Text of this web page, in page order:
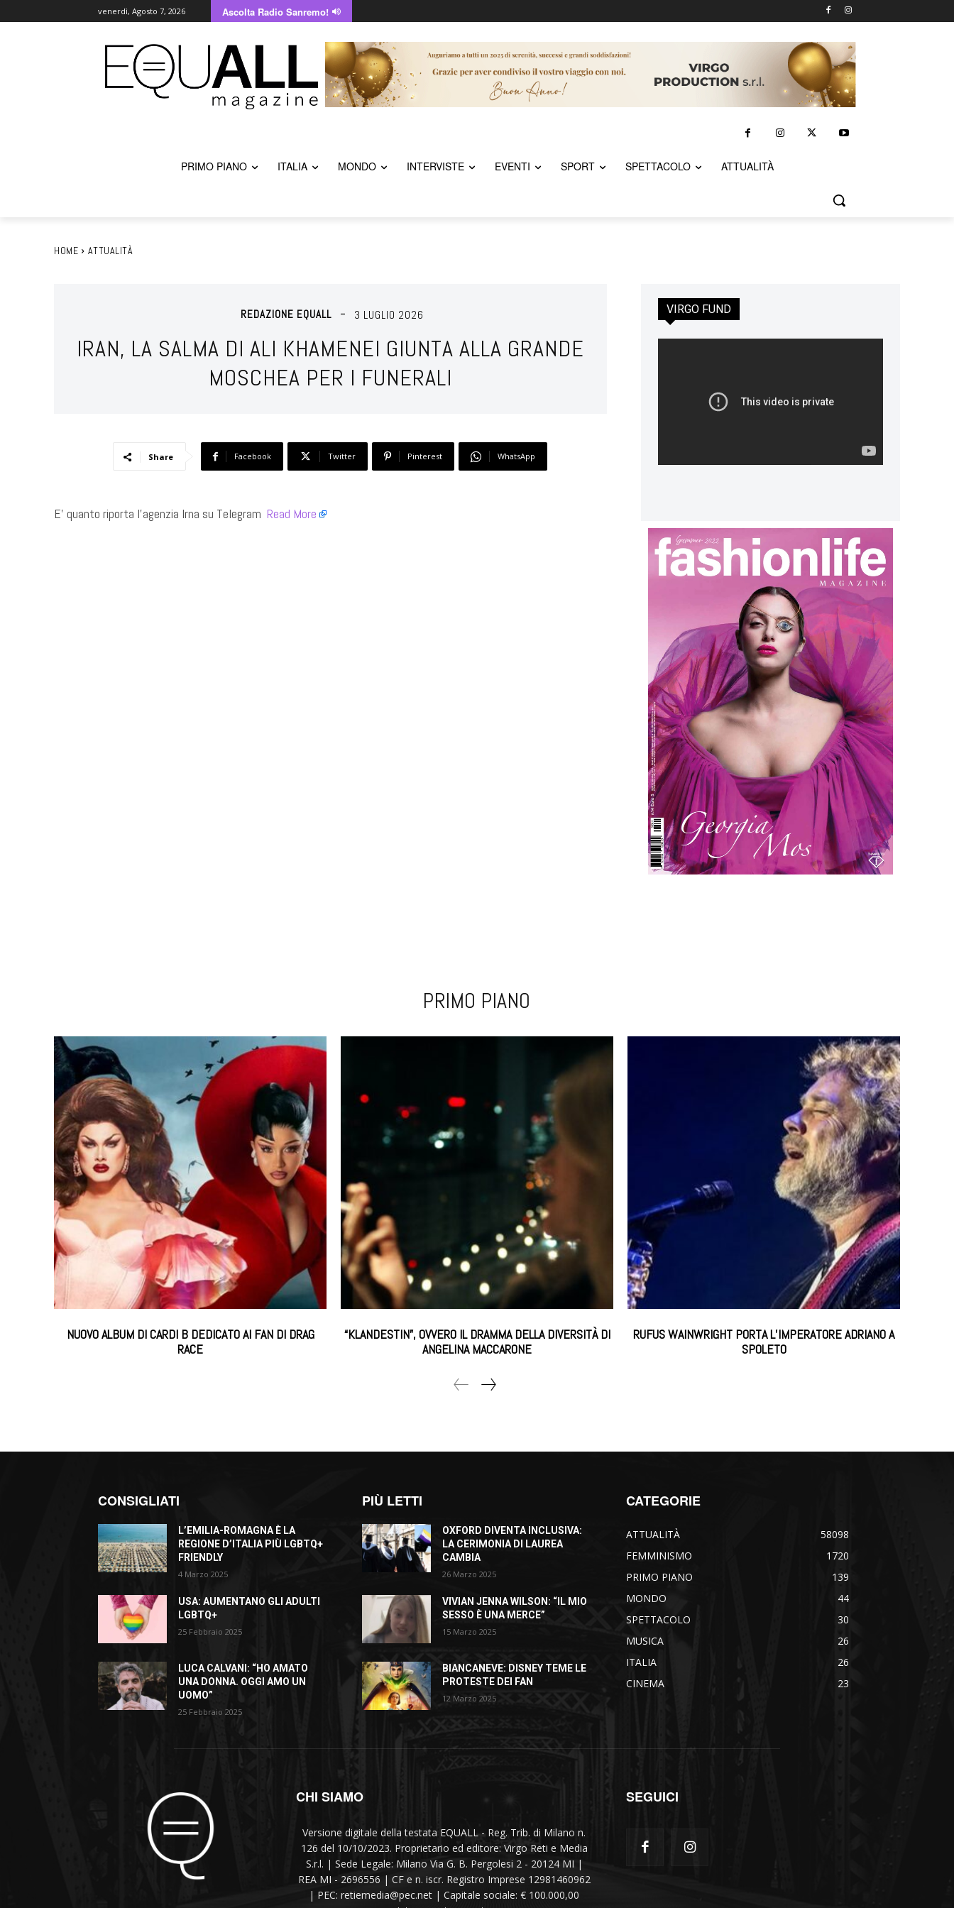
venerdì, Agosto 7, 2026 Ascolta Radio Sanremo!
PRIMO PIANO ITALIA MONDO INTERVISTE EVENTI SPORT SPETTACOLO ATTUALITÀ
HOME ATTUALITÀ
REDAZIONE EQUALL 3 LUGLIO 2026
IRAN, LA SALMA DI ALI KHAMENEI GIUNTA ALLA GRANDE
MOSCHEA PER I FUNERALI
Share Facebook Twitter Pinterest WhatsApp
E’ quanto riporta l’agenzia Irna su Telegram ​ Read More
VIRGO FUND
PRIMO PIANO
NUOVO ALBUM DI CARDI B DEDICATO AI FAN DI DRAG
RACE
“KLANDESTIN”, OVVERO IL DRAMMA DELLA DIVERSITÀ DI
ANGELINA MACCARONE
RUFUS WAINWRIGHT PORTA L’IMPERATORE ADRIANO A
SPOLETO
CONSIGLIATI
L’EMILIA-ROMAGNA È LA
REGIONE D’ITALIA PIÙ LGBTQ+
FRIENDLY
4 Marzo 2025
USA: AUMENTANO GLI ADULTI
LGBTQ+
25 Febbraio 2025
LUCA CALVANI: “HO AMATO
UNA DONNA. OGGI AMO UN
UOMO”
25 Febbraio 2025
PIÙ LETTI
OXFORD DIVENTA INCLUSIVA:
LA CERIMONIA DI LAUREA
CAMBIA
26 Marzo 2025
VIVIAN JENNA WILSON: “IL MIO
SESSO È UNA MERCE”
15 Marzo 2025
BIANCANEVE: DISNEY TEME LE
PROTESTE DEI FAN
12 Marzo 2025
CATEGORIE
ATTUALITÀ
58098
FEMMINISMO
1720
PRIMO PIANO
139
MONDO
44
SPETTACOLO
30
MUSICA
26
ITALIA
26
CINEMA
23
CHI SIAMO
Versione digitale della testata EQUALL - Reg. Trib. di Milano n.
126 del 10/10/2023. Proprietario ed editore: Virgo Reti e Media
S.r.l. | Sede Legale: Milano Via G. B. Pergolesi 2 - 20124 MI |
REA MI - 2696556 | CF e n. iscr. Registro Imprese 12981460962
| PEC: retiemedia@pec.net | Capitale sociale: € 100.000,00
SEGUICI